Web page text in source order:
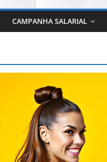
CAMPANHA SALARIAL